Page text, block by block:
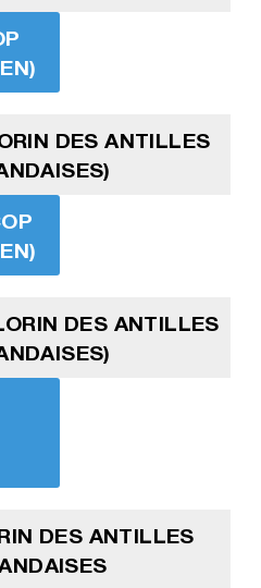
DES ANTILLES
DES ANTILLES
DES ANTILLES